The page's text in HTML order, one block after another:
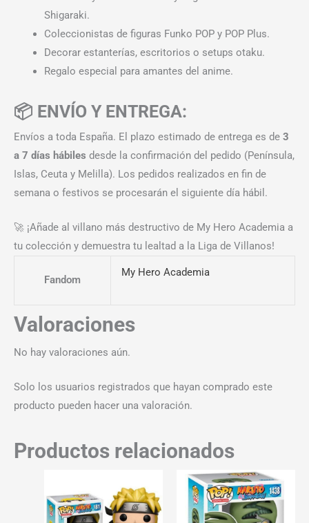
Shigaraki.
Coleccionistas de figuras Funko POP y POP Plus.
Decorar estanterías, escritorios o setups otaku.
Regalo especial para amantes del anime.
📦 ENVÍO Y ENTREGA:
Envíos a toda España. El plazo estimado de entrega es de 3
a 7 días hábiles desde la confirmación del pedido (Península,
Islas, Ceuta y Melilla). Los pedidos realizados en fin de
semana o festivos se procesarán el siguiente día hábil.
🚀 ¡Añade al villano más destructivo de My Hero Academia a
tu colección y demuestra tu lealtad a la Liga de Villanos!
Fandom
My Hero Academia
Valoraciones
No hay valoraciones aún.
Solo los usuarios registrados que hayan comprado este
producto pueden hacer una valoración.
Productos relacionados